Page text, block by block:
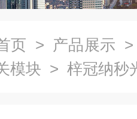
页 > 产品展示
模块 > 梓冠纳秒